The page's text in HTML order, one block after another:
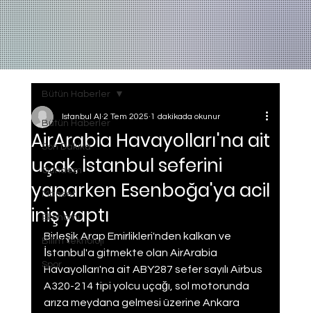
Bütün Haberler
Son Dakika
Gundem
Manset
Ekonomi
Bilim Teknoloji
Spor
Bütün Haberler
AirArabia Havayolları'na ait
uçak, İstanbul seferini
yaparken Esenboğa'ya acil
iniş yaptı
Istanbul AI 2 Tem 2025 1 dakikada okunur
Birleşik Arap Emirlikleri'nden kalkan ve
İstanbul'a gitmekte olan AirArabia
Havayolları'na ait ABY287 sefer sayılı Airbus
A320-214 tipi yolcu uçağı, sol motorunda
arıza meydana gelmesi üzerine Ankara